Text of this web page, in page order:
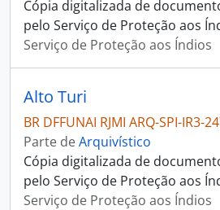
Cópia digitalizada de
pelo Serviço de Proteção aos
Serviço de Proteção aos Índios
Alto Turi
BR DFFUNAI RJMI ARQ-SPI-IR3-
Parte deArquivístico
Cópia digitalizada de
pelo Serviço de Proteção aos
Serviço de Proteção aos Índios